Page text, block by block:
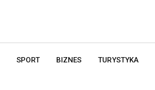
SPORT BIZNES TURYSTYKA